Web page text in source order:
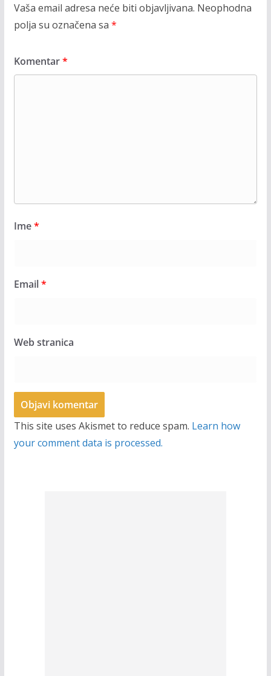
Vaša email adresa neće biti objavljivana. Neophodna
polja su označena sa *
Komentar*
Ime*
Email*
Web stranica
This site uses Akismet to reduce spam. Learn how
your comment data is processed.